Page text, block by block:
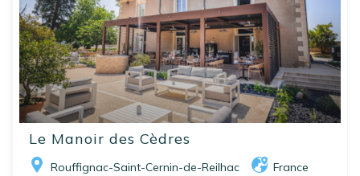
Le Manoir des Cèdres
Rouffignac-Saint-Cernin-de-Reilhac France